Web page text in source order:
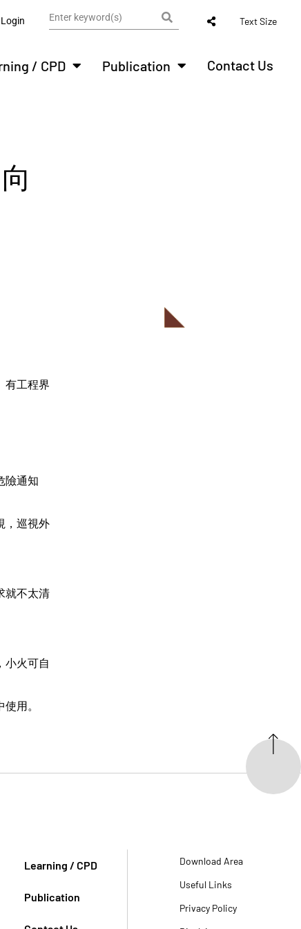
Text Size
/ CPD Publication Contact Us
有工程界
險通知
，巡視外
就不太清
小火可自
用。
Learning / CPD
Publication
Download Area
Useful Links
Privacy Policy